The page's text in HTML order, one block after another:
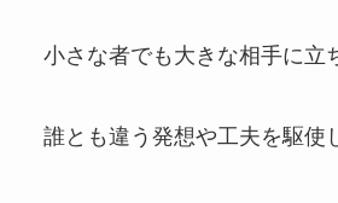
小さな者でも大きな相手に立
誰とも違う発想や工夫を駆使